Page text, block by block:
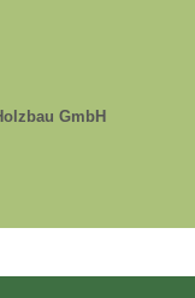
GmbH